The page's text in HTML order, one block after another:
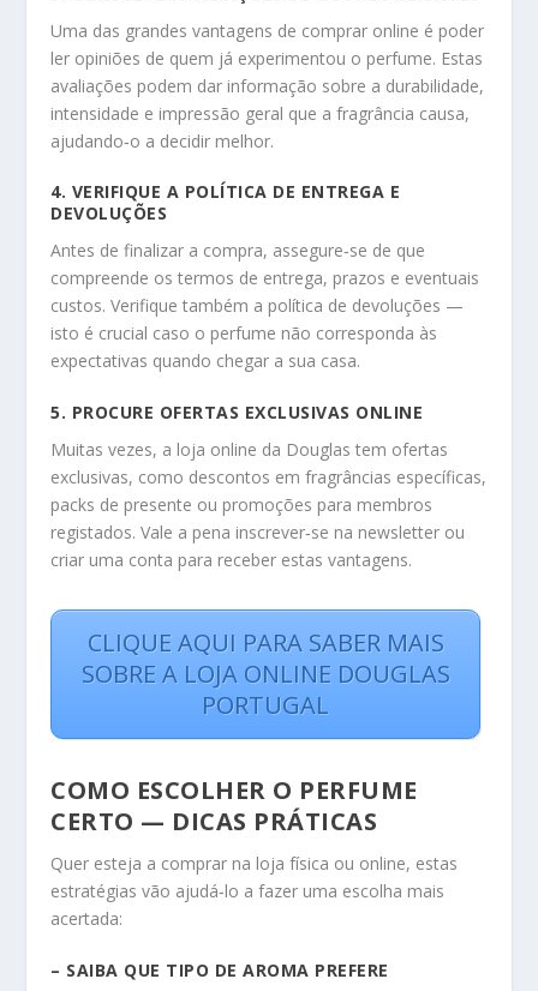
Uma das grandes vantagens de comprar online é poder
ler opiniões de quem já experimentou o perfume. Estas
avaliações podem dar informação sobre a durabilidade,
intensidade e impressão geral que a fragrância causa,
ajudando‑o a decidir melhor.
4. VERIFIQUE A POLÍTICA DE ENTREGA E
DEVOLUÇÕES
Antes de finalizar a compra, assegure‑se de que
compreende os termos de entrega, prazos e eventuais
custos. Verifique também a política de devoluções —
isto é crucial caso o perfume não corresponda às
expectativas quando chegar a sua casa.
5. PROCURE OFERTAS EXCLUSIVAS ONLINE
Muitas vezes, a loja online da Douglas tem ofertas
exclusivas, como descontos em fragrâncias específicas,
packs de presente ou promoções para membros
registados. Vale a pena inscrever‑se na newsletter ou
criar uma conta para receber estas vantagens.
CLIQUE AQUI PARA SABER MAIS
SOBRE A LOJA ONLINE DOUGLAS
PORTUGAL
COMO ESCOLHER O PERFUME
CERTO — DICAS PRÁTICAS
Quer esteja a comprar na loja física ou online, estas
estratégias vão ajudá‑lo a fazer uma escolha mais
acertada:
– SAIBA QUE TIPO DE AROMA PREFERE